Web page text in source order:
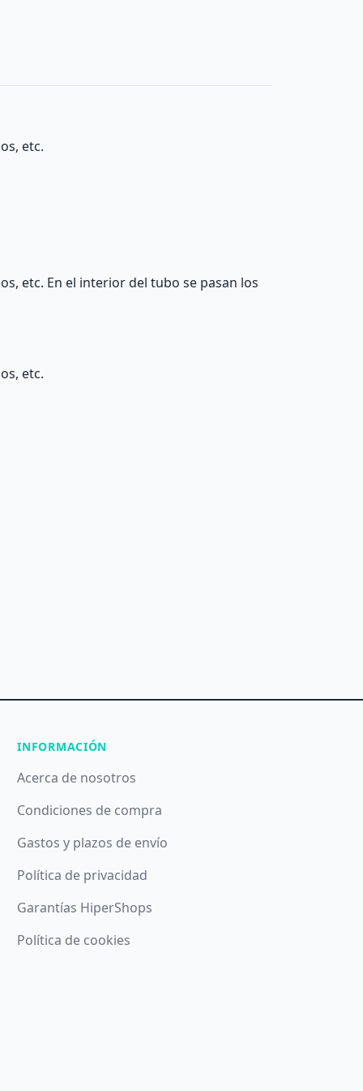
etc.
etc. En el interior del tubo se pasan los
etc.
INFORMACIÓN
Acerca de nosotros
Condiciones de compra
Gastos y plazos de envío
Política de privacidad
Garantías HiperShops
Política de cookies